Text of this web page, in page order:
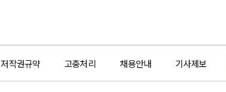
저작권규약 고충처리 채용안내 기사제보